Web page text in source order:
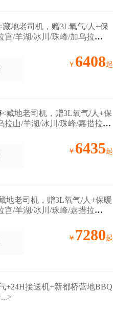
藏地老司机，赠3L氧气/人+保
宫/羊湖/冰川/珠峰/加乌拉
￥ 6408起
<藏地老司机，赠3L氧气/人+保
拉山/羊湖/冰川/珠峰/嘉措拉
￥ 6435起
地老司机，赠3L氧气/人+保暖
宫/羊湖/冰川/珠峰/嘉措拉
￥ 7280起
+24H接送机+新都桥营地BBQ